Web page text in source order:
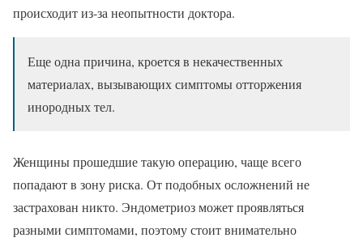
происходит из-за неопытности доктора.
Еще одна причина, кроется в некачественных
материалах, вызывающих симптомы отторжения
инородных тел.
Женщины прошедшие такую операцию, чаще всего
попадают в зону риска. От подобных осложнений не
застрахован никто. Эндометриоз может проявляться
разными симптомами, поэтому стоит внимательно